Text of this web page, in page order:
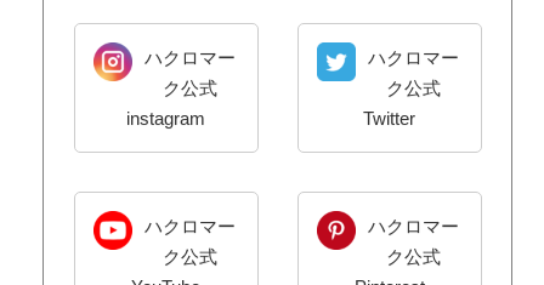
ハクロマー
ク公式
instagram
ハクロマー
ク公式
Twitter
ハクロマー
ク公式
ハクロマー
ク公式